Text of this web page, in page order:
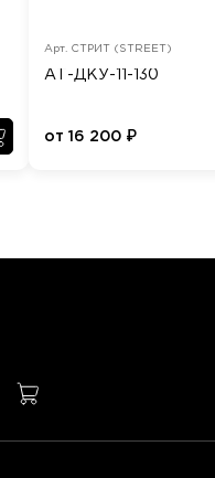
Арт. СТРИТ (STREET)
АТ-ДКУ-11-130
от 16 200 ₽